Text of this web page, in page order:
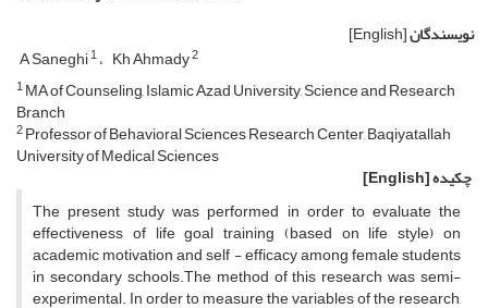
نویسندگان[English]
A Saneghi1 Kh Ahmady2
1MA of Counseling, Islamic Azad University, Science and Research
Branch
2Professor of Behavioral Sciences Research Center, Baqiyatallah
University of Medical Sciences
چکیده[English]
The present study was performed in order to evaluate the
effectiveness of life goal training (based on life style) on
academic motivation and self - efficacy among female students
in secondary schools.The method of this research was semi-
experimental. In order to measure the variables of the research,